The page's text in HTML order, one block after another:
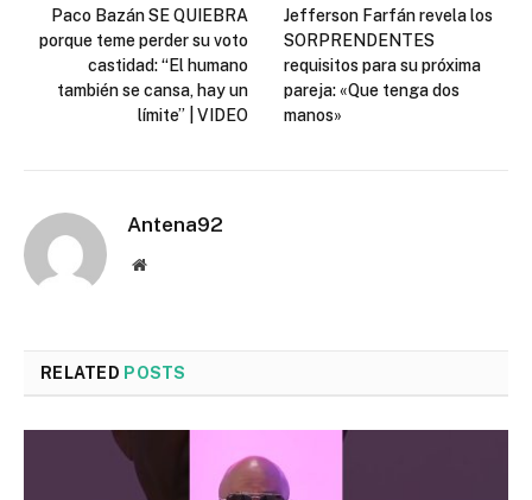
Paco Bazán SE QUIEBRA
porque teme perder su voto
castidad: “El humano
también se cansa, hay un
límite” | VIDEO
Jefferson Farfán revela los
SORPRENDENTES
requisitos para su próxima
pareja: «Que tenga dos
manos»
Antena92
Website
RELATED POSTS